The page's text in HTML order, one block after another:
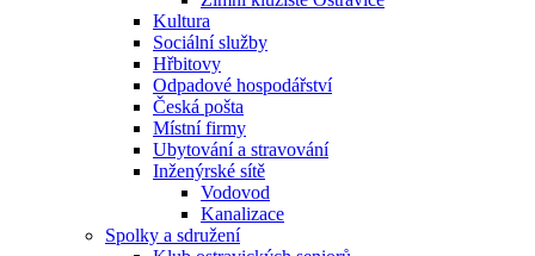
Kultura
Sociální služby
Hřbitovy
Odpadové hospodářství
Česká pošta
Místní firmy
Ubytování a stravování
Inženýrské sítě
Vodovod
Kanalizace
Spolky a sdružení